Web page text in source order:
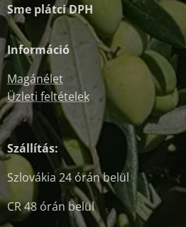
Sme plátci DPH
Információ
Magánélet
Üzleti feltételek
Szállítás:
Szlovákia 24 órán belül
CR 48 órán belül